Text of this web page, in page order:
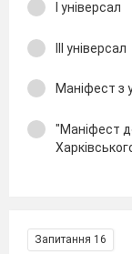
І універсал
ІІІ універсал
Маніфест з
"Маніфест
Запитання 16